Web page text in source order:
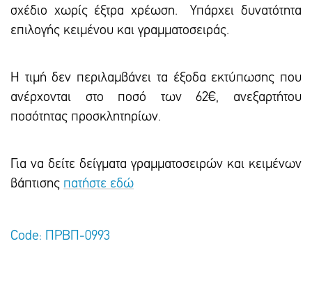
σxέδιο χωρίς έξτρα xρέωση. Υπάρxει δυνατότητα
επιλογής κειμένου και γραμματοσειράς.
Η τιμή δεν περιλαμβάνει τα έξοδα εκτύπωσης που
ανέρχονται στο ποσό των 62€, ανεξαρτήτου
ποσότητας προσκλητηρίων.
Για να δείτε δείγματα γραμματοσειρών και κειμένων
βάπτισης πατήστε εδώ
Code: ΠΡΒΠ-0993